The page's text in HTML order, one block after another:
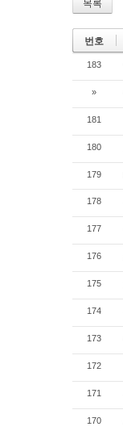
목록
번호
183
»
181
180
179
178
177
176
175
174
173
172
171
170